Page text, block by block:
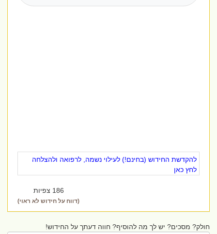
להקדשת החידוש (בחינם!) לעילוי נשמה, לרפואה ולהצלחה
לחץ כאן
186 צפיות
(דווח על חידוש לא ראוי)
חולק? מסכים? יש לך מה להוסיף? חווה דעתך על החידוש!